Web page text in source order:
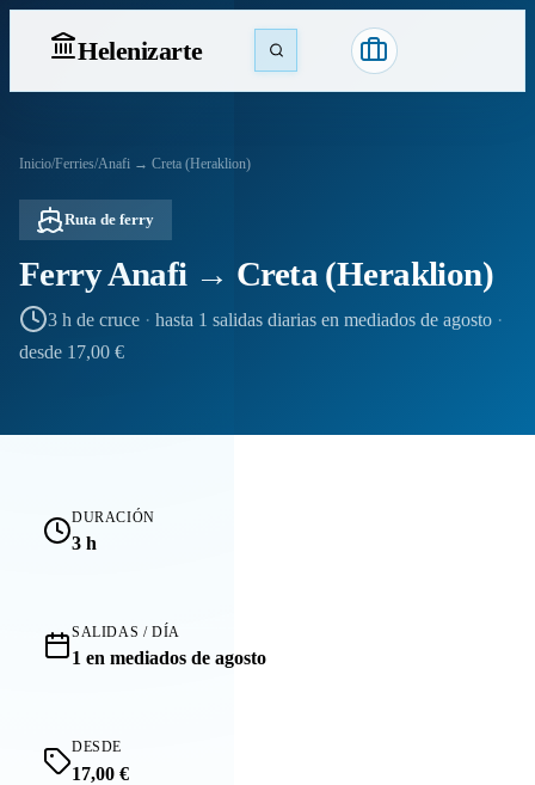
Helenizarte
Inicio/Ferries/Anafi → Creta (Heraklion)
Ruta de ferry
Ferry Anafi → Creta (Heraklion)
3 h de cruce · hasta 1 salidas diarias en mediados de agosto ·
desde 17,00 €
DURACIÓN
3 h
SALIDAS / DÍA
1 en mediados de agosto
DESDE
17,00 €